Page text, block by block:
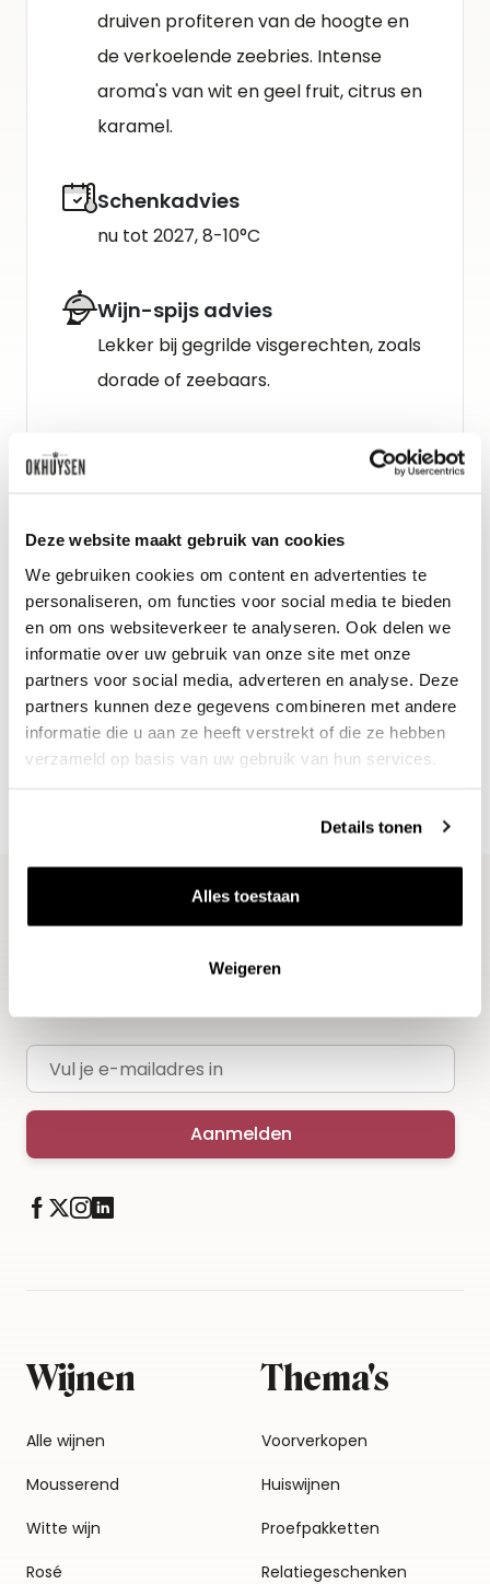
Deze website maakt gebruik van cookies
We gebruiken cookies om content en advertenties te
personaliseren, om functies voor social media te bieden
en om ons websiteverkeer te analyseren. Ook delen we
informatie over uw gebruik van onze site met onze
partners voor social media, adverteren en analyse. Deze
partners kunnen deze gegevens combineren met andere
informatie die u aan ze heeft verstrekt of die ze hebben
verzameld op basis van uw gebruik van hun services.
Details tonen
Alles toestaan
Weigeren
druiven profiteren van de hoogte en
de verkoelende zeebries. Intense
aroma's van wit en geel fruit, citrus en
karamel.
Schenkadvies
nu tot 2027, 8-10°C
Wijn-spijs advies
Lekker bij gegrilde visgerechten, zoals
dorade of zeebaars.
Nieuws & inspiratie in Vineé Vineuse
Alle wijnen direct van de wijnboer
Vandaag voor 12.00 uur besteld, morgen in huis
Gratis thuisbezorgd vanaf €115,00
Ontvang het laatste wijnnieuws, proeverijen en
E-mailadres
Aanmelden
Wijnen
Alle wijnen
Mousserend
Witte wijn
Rosé
Thema's
Voorverkopen
Huiswijnen
Proefpakketten
Relatiegeschenken